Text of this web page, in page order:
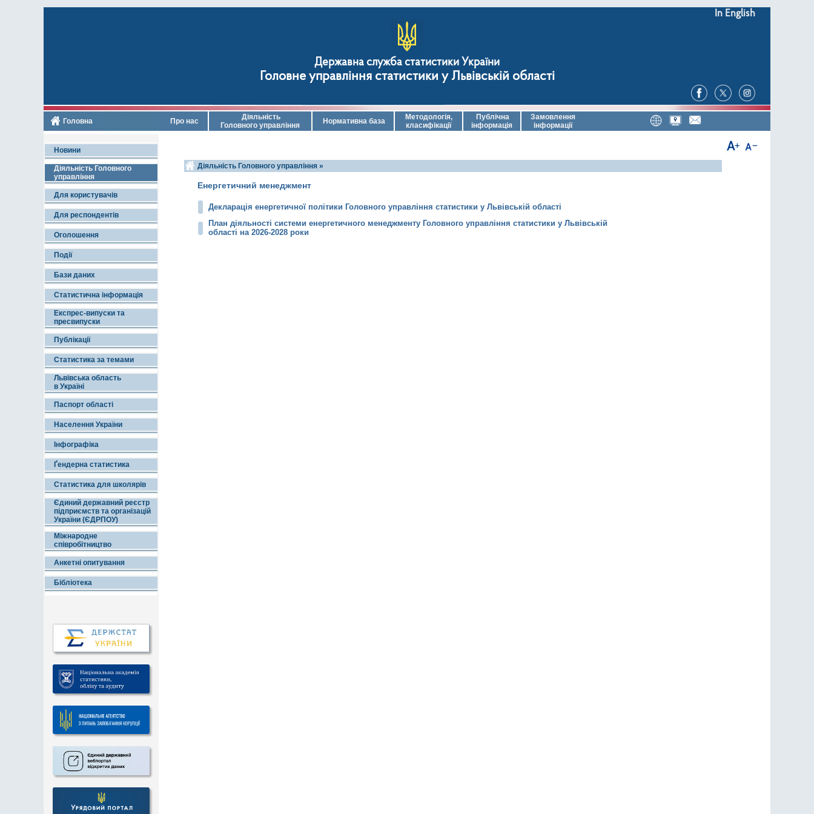
In English
Державна служба статистики України
Головне управління статистики у Львівській області
Головна Про нас
Діяльність
Головного управління
Нормативна база
Методологія,
класифікації
Публічна
інформація
Замовлення
інформації
Новини
Діяльність Головного
управління
Для користувачів
Для респондентів
Оголошення
Події
Бази даних
Статистична інформація
Експрес-випуски та
пресвипуски
Публікації
Статистика за темами
Львівська область
в Україні
Паспорт області
Населення України
Інфографіка
Ґендерна статистика
Статистика для школярів
Єдиний державний реєстр
підприємств та організацій
України (ЄДРПОУ)
Міжнародне
співробітництво
Анкетні опитування
Бібліотека
Діяльність Головного управління »
Енергетичний менеджмент
Декларація енергетичної політики Головного управління статистики у Львівській області
План діяльності системи енергетичного менеджменту Головного управління статистики у Львівській
області на 2026-2028 роки